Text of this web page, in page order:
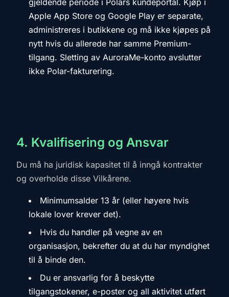
gjeldende periode i Polars kundeportal. Kjøp i
Apple App Store og Google Play er separate,
administreres i butikkene og må ikke kjøpes på
nytt hvis du allerede har samme Premium-
tilgang. Sletting av AuroraMe-konto avslutter
ikke Polar-fakturering.
4. Kvalifisering og Ansvar
Du må ha juridisk kapasitet til å inngå kontrakter
og overholde disse Vilkårene.
Minimumsalder 13 år (eller høyere hvis
lokale lover krever det).
Hvis du handler på vegne av en
organisasjon, bekrefter du at du har myndighet
til å binde den.
Du er ansvarlig for å beskytte
tilgangstokener, e-poster og all aktivitet utført